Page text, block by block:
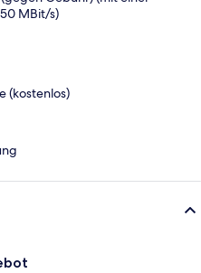
MBit/s)
(kostenlos)